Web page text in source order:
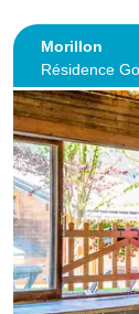
Morillon
Résidence